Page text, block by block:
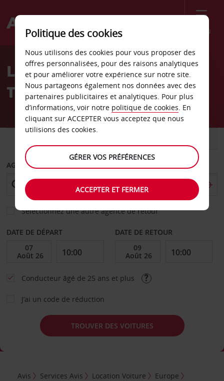
Menu
Welcome
AvisLocation de voiture Aarau
Telli
AGENCE DE DÉPART
Sélectionnez une autre agence de retour
DATE DE DÉPART DATE DE RETOUR
Conducteur âgé de 25 ans et plus
J’ai un code de réduction
TROUVER DES VOITURES
Avis Services Avis Location Voiture
Europe
Politique des cookies
Nous utilisons des cookies pour vous proposer des
offres personnalisées, pour des raisons analytiques
et pour améliorer votre expérience sur notre site.
Nous partageons également nos données avec des
partenaires publicitaires et analytiques. Pour plus
d’informations, voir notre politique de cookies. En
cliquant sur ACCEPTER vous acceptez que nous
utilisions des cookies.
GÉRER VOS PRÉFÉRENCES
ACCEPTER ET FERMER